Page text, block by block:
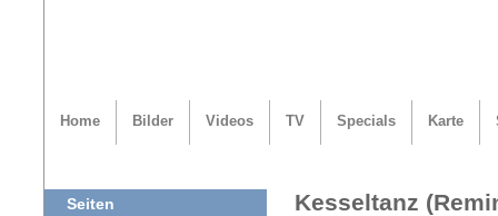
Home Bilder Videos TV Specials Karte
Kesseltanz
Seiten